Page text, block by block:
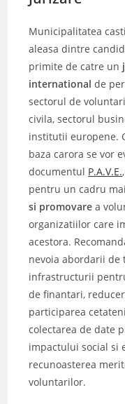
Municipalitatea
aleasa dintre
primite de catre un
international de
sectorul de
civila, sectorul
institutii europene.
baza carora se vor
documentul P.A.V.E.
pentru un cadru
si promovare a
organizatiilor care
acestora.
nevoia abordarii
infrastructurii
de finantari,
participarea
colectarea de date
impactului social si
recunoasterea
voluntarilor.